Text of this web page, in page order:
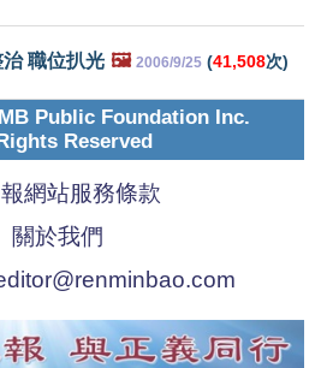
職位扒光 🖼️ 2006/9/25 (41,508次)
Public Foundation Inc.
Reserved
網站服務條款
關於我們